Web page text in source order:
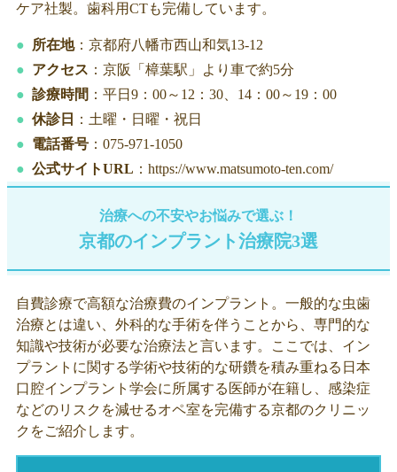
ケア社製。歯科用CTも完備しています。
所在地：京都府八幡市西山和気13-12
アクセス ：京阪「樟葉駅」より車で約5分
診療時間 ：平日9：00～12：30、14：00～19：00
休診日
：土曜・日曜・祝日
電話番号 ：075-971-1050
公式サイトURL ：https://www.matsumoto-ten.com/
治療への不安やお悩みで選ぶ！
京都のインプラント治療院3選
自費診療で高額な治療費のインプラント。一般的な虫歯
治療とは違い、外科的な手術を伴うことから、専門的な
知識や技術が必要な治療法と言います。ここでは、イン
プラントに関する学術や技術的な研鑽を積み重ねる日本
口腔インプラント学会に所属する医師が在籍し、感染症
などのリスクを減せるオペ室を完備する京都のクリニッ
クをご紹介します。